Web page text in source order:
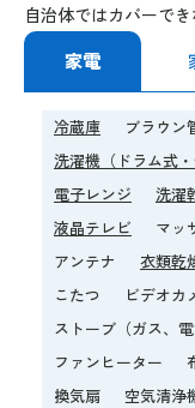
自治体ではカバーで
家電
冷蔵庫 ブラウン
洗濯機（ドラム式・
電子レンジ
洗濯
液晶テレビ
マッ
アンテナ
衣類乾
こたつ
ビデオカ
ストーブ（ガス、電
ファンヒーター
換気扇
空気清浄